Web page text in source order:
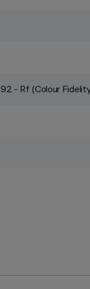
92 - Rf (Colour